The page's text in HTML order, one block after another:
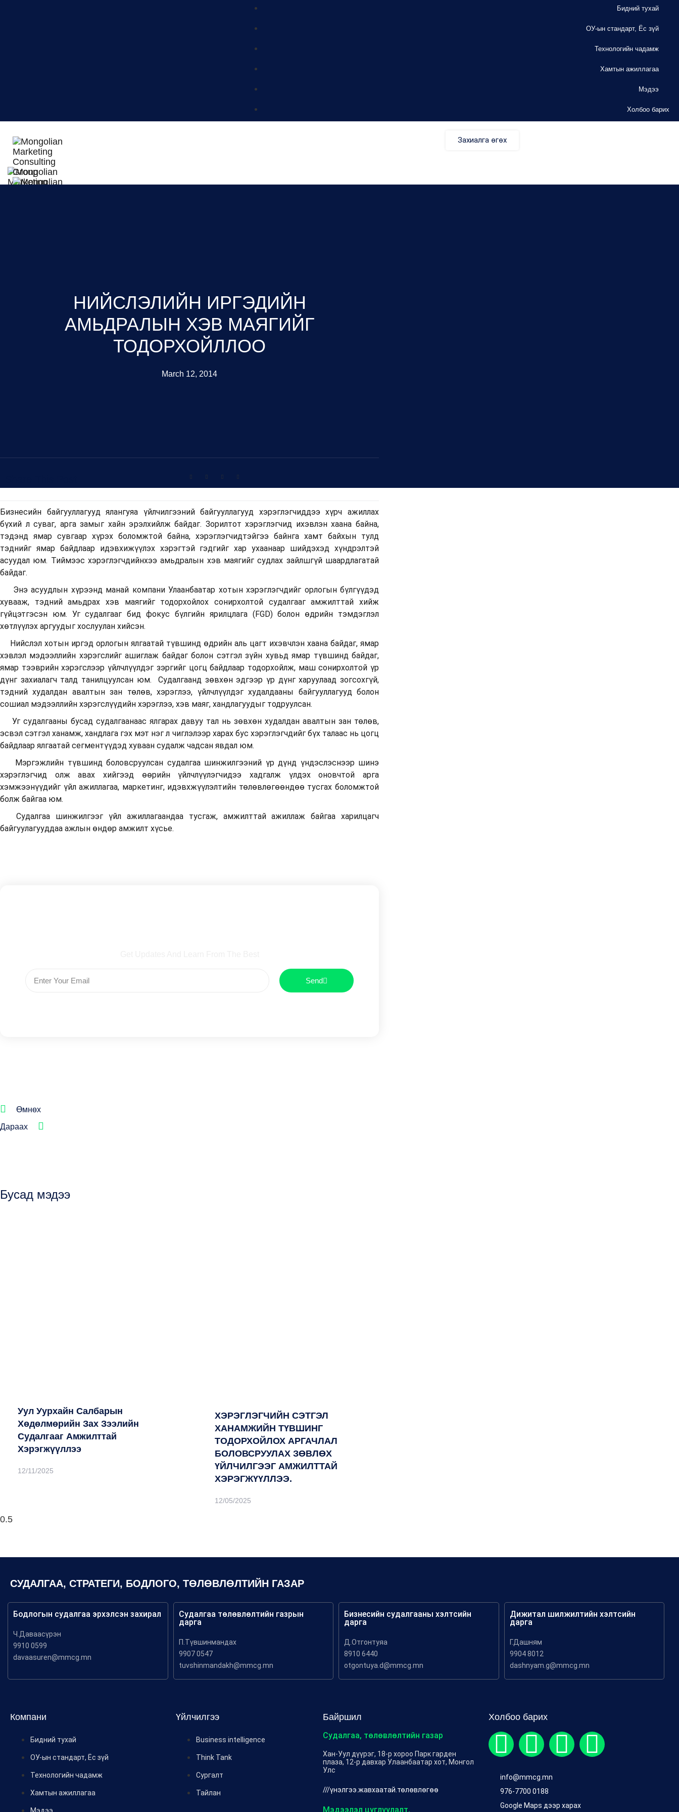
Бидний тухай
ОУ-ын стандарт, Ёс зүй
Технологийн чадамж
Хамтын ажиллагаа
Мэдээ
Холбоо барих
Захиалга өгөх
НИЙСЛЭЛИЙН ИРГЭДИЙН
АМЬДРАЛЫН ХЭВ МАЯГИЙГ
ТОДОРХОЙЛЛОО
March 12, 2014
Бизнесийн байгууллагууд ялангуяа үйлчилгээний байгууллагууд хэрэглэгчиддээ хүрч ажиллах
бүхий л суваг, арга замыг хайн эрэлхийлж байдаг. Зорилтот хэрэглэгчид ихэвлэн хаана байна,
тэдэнд ямар сувгаар хүрэх боломжтой байна, хэрэглэгчидтэйгээ байнга хамт байхын тулд
тэднийг ямар байдлаар идэвхижүүлэх хэрэгтэй гэдгийг хар ухаанаар шийдэхэд хүндрэлтэй
асуудал юм. Тиймээс хэрэглэгчдийнхээ амьдралын хэв маягийг судлах зайлшгүй шаардлагатай
байдаг.
Энэ асуудлын хүрээнд манай компани Улаанбаатар хотын хэрэглэгчдийг орлогын бүлгүүдэд
хувааж, тэдний амьдрах хэв маягийг тодорхойлох сонирхолтой судалгааг амжилттай хийж
гүйцэтгэсэн юм. Уг судалгааг бид фокус бүлгийн ярилцлага (FGD) болон өдрийн тэмдэглэл
хөтлүүлэх аргуудыг хослуулан хийсэн.
Нийслэл хотын иргэд орлогын ялгаатай түвшинд өдрийн аль цагт ихэвчлэн хаана байдаг, ямар
хэвлэл мэдээллийн хэрэгслийг ашиглаж байдаг болон сэтгэл зүйн хувьд ямар түвшинд байдаг,
ямар тээврийн хэрэгслээр үйлчлүүлдэг зэргийг цогц байдлаар тодорхойлж, маш сонирхолтой үр
дүнг захиалагч талд танилцуулсан юм. Судалгаанд зөвхөн эдгээр үр дүнг харуулаад зогсохгүй,
тэдний худалдан авалтын зан төлөв, хэрэглээ, үйлчлүүлдэг худалдааны байгууллагууд болон
сошиал мэдээллийн хэрэгслүүдийн хэрэглээ, хэв маяг, хандлагуудыг тодруулсан.
Уг судалгааны бусад судалгаанаас ялгарах давуу тал нь зөвхөн худалдан авалтын зан төлөв,
эсвэл сэтгэл ханамж, хандлага гэх мэт нэг л чиглэлээр харах бус хэрэглэгчдийг бүх талаас нь цогц
байдлаар ялгаатай сегментүүдэд хуваан судалж чадсан явдал юм.
Мэргэжлийн түвшинд боловсруулсан судалгаа шинжилгээний үр дүнд үндэслэснээр шинэ
хэрэглэгчид олж авах хийгээд өөрийн үйлчлүүлэгчидээ хадгалж үлдэх оновчтой арга
хэмжээнүүдийг үйл ажиллагаа, маркетинг, идэвхжүүлэлтийн төлөвлөгөөндөө тусгах боломжтой
болж байгаа юм.
Судалгаа шинжилгээг үйл ажиллагаандаа тусгаж, амжилттай ажиллаж байгаа харилцагч
байгуулагууддаа ажлын өндөр амжилт хүсье.
Send
Өмнөх
Дараах
Бусад мэдээ
Уул Уурхайн Салбарын
Хөдөлмөрийн Зах Зээлийн
Судалгааг Амжилттай
Хэрэгжүүллээ
12/11/2025
ХЭРЭГЛЭГЧИЙН СЭТГЭЛ
ХАНАМЖИЙН ТҮВШИНГ
ТОДОРХОЙЛОХ АРГАЧЛАЛ
БОЛОВСРУУЛАХ ЗӨВЛӨХ
ҮЙЛЧИЛГЭЭГ АМЖИЛТТАЙ
ХЭРЭГЖҮҮЛЛЭЭ.
12/05/2025
СУДАЛГАА, СТРАТЕГИ, БОДЛОГО, ТӨЛӨВЛӨЛТИЙН ГАЗАР
Бодлогын судалгаа эрхэлсэн захирал
Ч.Даваасүрэн
9910 0599
davaasuren@mmcg.mn
Судалгаа төлөвлөлтийн газрын
дарга
П.Түвшинмандах
9907 0547
tuvshinmandakh@mmcg.mn
Бизнесийн судалгааны хэлтсийн
дарга
Д.Отгонтуяа
8910 6440
otgontuya.d@mmcg.mn
Дижитал шилжилтийн хэлтсийн
дарга
Г.Дашням
9904 8012
dashnyam.g@mmcg.mn
Компани
Бидний тухай
ОУ-ын стандарт, Ёс зүй
Технологийн чадамж
Хамтын ажиллагаа
Үйлчилгээ
Business intelligence
Think Tank
Сургалт
Тайлан
Байршил
Судалгаа, төлөвлөлтийн газар
Хан-Уул дүүрэг, 18-р хороо Парк гарден
плаза, 12-р давхар Улаанбаатар хот, Монгол
Улс
///үнэлгээ.жавхаатай.төлөвлөгөө
Мэдээлэл цуглуулалт,
Холбоо барих
info@mmcg.mn
976-7700 0188
Google Maps дээр харах